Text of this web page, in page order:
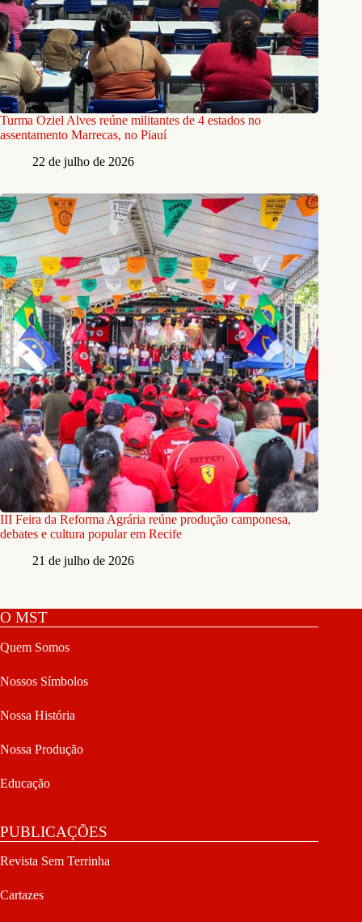
Turma Oziel Alves reúne militantes de 4 estados no
assentamento Marrecas, no Piauí
22 de julho de 2026
III Feira da Reforma Agrária reúne produção camponesa,
debates e cultura popular em Recife
21 de julho de 2026
O MST
Quem Somos
Nossos Símbolos
Nossa História
Nossa Produção
Educação
PUBLICAÇÕES
Revista Sem Terrinha
Cartazes